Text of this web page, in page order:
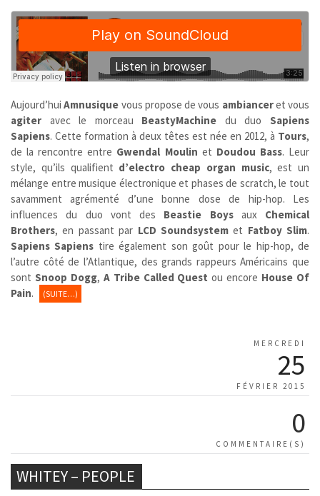
Aujourd’huiAmnusique vous propose de vous ambianceret vous
agiter avec le morceau BeastyMachine du duoSapiens
Sapiens. Cette formation à deux têtes est née en 2012, à Tours,
de la rencontre entre Gwendal Moulin et Doudou Bass. Leur
style, qu’ils qualifient d’electro cheap organ music, est un
mélange entre musique électronique et phases de scratch, le tout
savamment agrémenté d’une bonne dose de hip-hop. Les
influences du duo vont des Beastie Boysaux Chemical
Brothers, en passant par LCD Soundsystemet Fatboy Slim.
Sapiens Sapiens tire également son goût pour le hip-hop, de
l’autre côté de l’Atlantique, des grands rappeurs Américains que
sont Snoop Dogg, A Tribe Called Quest ou encore House Of
Pain. (SUITE…)
MERCREDI
25
FÉVRIER 2015
0
COMMENTAIRE(S)
WHITEY – PEOPLE